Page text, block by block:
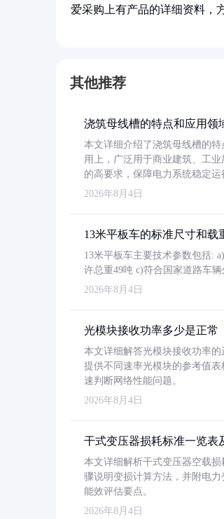
爱采购上有产品的详细资料，
其他推荐
浇筑母线槽的特点和应用领
本文详细介绍了浇筑母线槽的
用上，广泛用于商业建筑、工
的高要求，保障电力系统稳定运
2026年8月4日
13米平板车的标准尺寸和载
13米平板车主要技术参数包括:
许总重49吨 c)符合国家道路车
2026年8月4日
光模块接收功率多少是正常
本文详细解答光模块接收功率
提供不同速率光模块的参考值
速判断网络性能问题。
2026年8月4日
干式变压器损耗标准一览表
本文详细解析干式变压器空载损
骤说明变损计算方法，并附电
能效评估要点。
2026年8月4日